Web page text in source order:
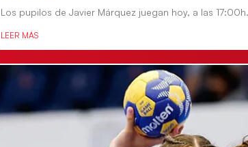
Los pupilos de Javier Márquez juegan hoy, a las
LEER MÁS